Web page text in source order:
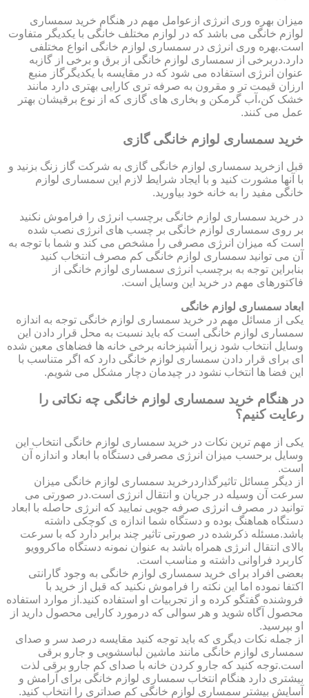
میزان بهره وری انرژی ازعوامل مهم در هنگام خرید سمساری
لوازم خانگی می باشد که در لوازم مختلف خانگی با یکدیگر متفاوت
است.بهره وری انرژی در سمساری لوازم خانگی انواع مختلفی
دارد.دربرخی از سمساری لوازم خانگی از برق و برخی از گازبه
عنوان انرژی استفاده می شود که در مقایسه با یکدیگرگاز منبع
ارزان قیمت تر و مقرون به صرفه تری کارایی بهتری دارد مانند
خشک کن،آب گرمکن و بخاری های گازی که از نوع برقیشان بهتر
عمل می کنند.
خرید سمساری لوازم خانگی گازی
قبل ازخرید سمساری لوازم خانگی گازی به شرکت گاز زنگ بزنید و
با آنها مشورت کنید و با ایجاد شرایط لازم این سمساری لوازم
خانگی مفید را به خانه خود بیاورید.
در خرید سمساری لوازم خانگی برچسب انرژی را فراموش نکنید
بر روی سمساری لوازم خانگی بر چسب های انرژی نصب شده
است که میزان انرژی مصرفی را مشخص می کند و شما با توجه به
آن می توانید سمساری لوازم خانگی کم مصرف انتخاب کنید
بنابراین توجه به برچسب انرژی سمساری لوازم خانگی از
فاکتورهای مهم در خرید این وسایل است.
ابعاد سمساری لوازم خانگی
یکی از مسائل مهم در خرید سمساری لوازم خانگی توجه به اندازه
سمساری لوازم خانگی است که باید نسبت به محل قرار دادن این
وسایل انتخاب شود زیرا آشپزخانه برخی خانه ها فضاهای معین شده
ای برای قرار دادن سمساری لوازم خانگی دارد که اگر متناسب با
این فضا ها انتخاب نشود در چیدمان دچار مشکل می شویم.
در هنگام خرید سمساری لوازم خانگی چه نکاتی را
رعایت کنیم؟
یکی از مهم ترین نکات در خرید سمساری لوازم خانگی انتخاب این
وسایل برحسب میزان انرژی مصرفی دستگاه با ابعاد و اندازه آن
است.
از دیگر مسائل تاثیرگذاردرخرید سمساری لوازم خانگی میزان
سرعت آن وسیله در جریان و انتقال انرژی است.در صورتی می
توانید در مصرف انرژی صرفه جویی نمایید که انرژی حاصله با ابعاد
دستگاه هماهنگ بوده و دستگاه شما اندازه ی کوچکی داشته
باشد.مسئله ذکرشده در صورتی تاثیر چند برابر دارد که با سرعت
بالای انتقال انرژی همراه باشد به عنوان نمونه دستگاه ماکروویو
کاربرد فراوانی داشته و مناسب است.
بعضی افراد برای خرید سمساری لوازم خانگی به وجود گارانتی
اکتفا نموده اما این نکته را فراموش نکنید که قبل از خرید با
فروشنده گفتگو کرده و از تجربیات او استفاده کنید.از موارد استفاده
محصول آگاه شوید و هر سوالی که درمورد کارایی محصول دارید از
او بپرسید.
از جمله نکات دیگری که باید توجه کنید مقایسه درصد سر و صدای
سمساری لوازم خانگی مانند ماشین لباسشویی و جارو برقی
است.توجه کنید که جارو کردن خانه با صدای کم جارو برقی لذت
بیشتری دارد هنگام انتخاب سمساری لوازم خانگی برای آرامش و
آسایش بیشتر سمساری لوازم خانگی کم صداتری را انتخاب کنید.